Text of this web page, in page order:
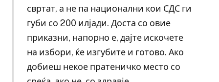
свртат, а не па национални кои СДС ги
губи со 200 илјади. Доста со овие
приказни, напорно е, дајте искочете
на избори, ќе изгубите и готово. Ако
добиеш некое пратеничко место со